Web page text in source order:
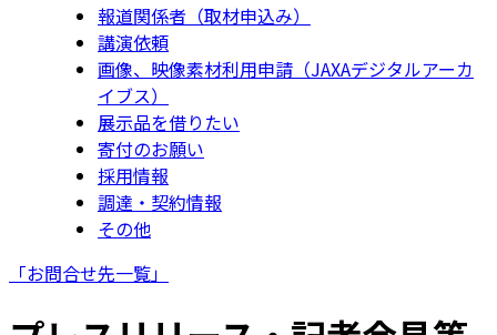
報道関係者（取材申込み）
講演依頼
画像、映像素材利用申請（JAXAデジタルアーカ
イブス）
展示品を借りたい
寄付のお願い
採用情報
調達・契約情報
その他
「お問合せ先一覧」